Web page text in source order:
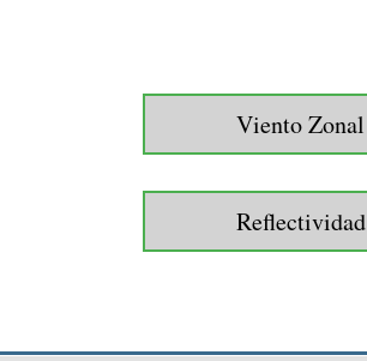
Viento Zonal
Reflectividad